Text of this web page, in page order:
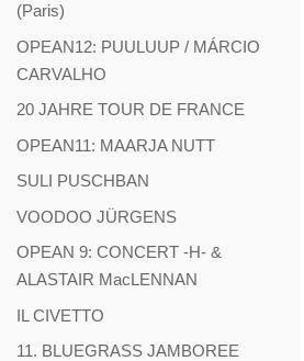
(Paris)
OPEAN12: PUULUUP / MÁRCIO
CARVALHO
20 JAHRE TOUR DE FRANCE
OPEAN11: MAARJA NUTT
SULI PUSCHBAN
VOODOO JÜRGENS
OPEAN 9: CONCERT -H- &
ALASTAIR MacLENNAN
IL CIVETTO
11. BLUEGRASS JAMBOREE